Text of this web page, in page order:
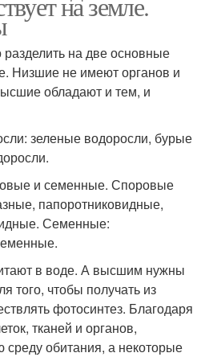
на две основные
Низшие не имеют органов и
обладают и тем, и
зеленые водоросли, бурые
и семенные. Споровые
папоротниковидные,
Семенные:
в воде. А высшим нужны
того, чтобы получать из
фотосинтез. Благодаря
тканей и органов,
среду обитания, а некоторые